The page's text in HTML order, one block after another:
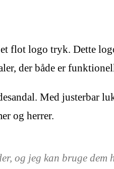
et flot logo tryk. Dette
der både er
Med justerbar
og herrer.
og jeg kan bruge dem